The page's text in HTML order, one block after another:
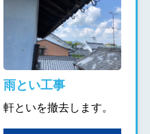
雨とい工事
軒といを撤去します。